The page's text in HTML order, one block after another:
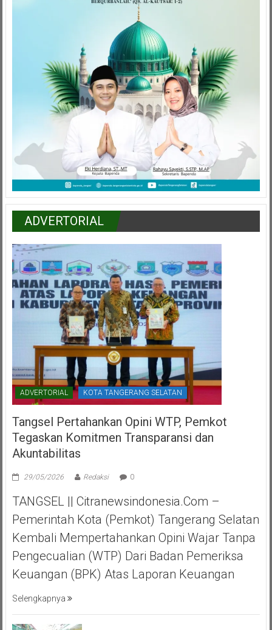
ADVERTORIAL
ADVERTORIAL KOTA TANGERANG SELATAN
Tangsel Pertahankan Opini WTP, Pemkot
Tegaskan Komitmen Transparansi dan
Akuntabilitas
29/05/2026 Redaksi 0
TANGSEL || Citranewsindonesia.com –
Pemerintah Kota (Pemkot) Tangerang Selatan
Kembali Mempertahankan Opini Wajar Tanpa
Pengecualian (WTP) Dari Badan Pemeriksa
Keuangan (BPK) Atas Laporan Keuangan
Selengkapnya